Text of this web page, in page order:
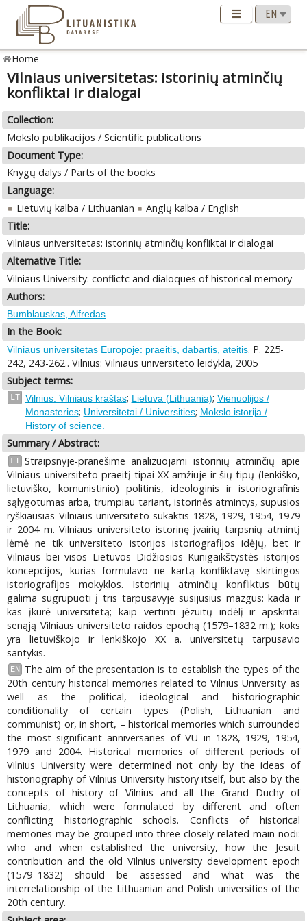
Home
Vilniaus universitetas: istorinių atminčių
konfliktai ir dialogai
Collection:
Mokslo publikacijos / Scientific publications
Document Type:
Knygų dalys / Parts of the books
Language:
Lietuvių kalba / Lithuanian
Anglų kalba / English
Title:
Vilniaus universitetas: istorinių atminčių konfliktai ir dialogai
Alternative Title:
Vilniaus University: conflictc and dialoques of historical memory
Authors:
Bumblauskas, Alfredas
In the Book:
Vilniaus universitetas Europoje: praeitis, dabartis, ateitis. P. 225-
242, 243-262.. Vilnius: Vilniaus universiteto leidykla, 2005
Subject terms:
LT Vilnius. Vilniaus kraštas; Lietuva (Lithuania); Vienuolijos /
Monasteries; Universitetai / Universities; Mokslo istorija /
History of science.
Summary / Abstract:
LT Straipsnyje-pranešime analizuojami istorinių atminčių apie
Vilniaus universiteto praeitį tipai XX amžiuje ir šių tipų (lenkiško,
lietuviško, komunistinio) politinis, ideologinis ir istoriografinis
sąlygotumas arba, trumpiau tariant, istorinės atmintys, supusios
ryškiausias Vilniaus universiteto sukaktis 1828, 1929, 1954, 1979
ir 2004 m. Vilniaus universiteto istorinę įvairių tarpsnių atmintį
lėmė ne tik universiteto istorijos istoriografijos idėjų, bet ir
Vilniaus bei visos Lietuvos Didžiosios Kunigaikštystės istorijos
koncepcijos, kurias formulavo ne kartą konfliktavę skirtingos
istoriografijos mokyklos. Istorinių atminčių konfliktus būtų
galima sugrupuoti į tris tarpusavyje susijusius mazgus: kada ir
kas įkūrė universitetą; kaip vertinti jėzuitų indėlį ir apskritai
senąją Vilniaus universiteto raidos epochą (1579–1832 m.); koks
yra lietuviškojo ir lenkiškojo XX a. universitetų tarpusavio
santykis.
EN
The aim of the presentation is to establish the types of the
20th century historical memories related to Vilnius University as
well as the political, ideological and historiographic
conditionality of certain types (Polish, Lithuanian and
communist) or, in short, – historical memories which surrounded
the most significant anniversaries of VU in 1828, 1929, 1954,
1979 and 2004. Historical memories of different periods of
Vilnius University were determined not only by the ideas of
historiography of Vilnius University history itself, but also by the
concepts of history of Vilnius and all the Grand Duchy of
Lithuania, which were formulated by different and often
conflicting historiographic schools. Conflicts of historical
memories may be grouped into three closely related main nodi:
who and when established the university, how the Jesuit
contribution and the old Vilnius university development epoch
(1579–1832) should be assessed and what was the
interrelationship of the Lithuanian and Polish universities of the
20th century.